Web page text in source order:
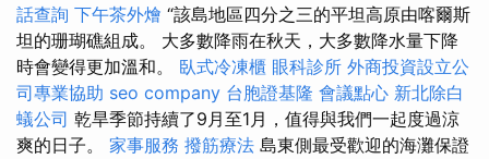
話查詢 下午茶外燴 “該島地區四分之三的平坦高原由喀爾斯
坦的珊瑚礁組成。 大多數降雨在秋天，大多數降水量下降
時會變得更加溫和。 臥式冷凍櫃 眼科診所 外商投資設立公
司專業協助 seo company 台胞證基隆 會議點心 新北除白
蟻公司 乾旱季節持續了9月至1月，值得與我們一起度過涼
爽的日子。 家事服務 撥筋療法 島東側最受歡迎的海灘保證